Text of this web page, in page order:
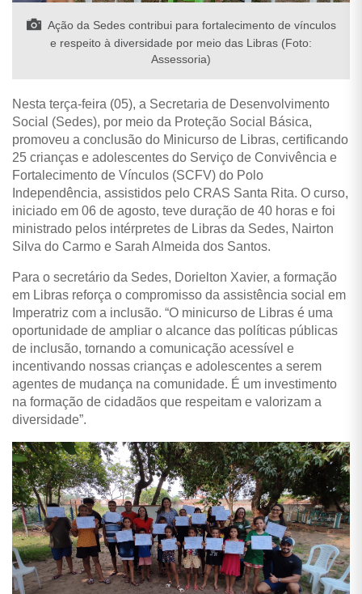
Ação da Sedes contribui para fortalecimento de vínculos
e respeito à diversidade por meio das Libras (Foto:
Assessoria)
Nesta terça-feira (05), a Secretaria de Desenvolvimento
Social (Sedes), por meio da Proteção Social Básica,
promoveu a conclusão do Minicurso de Libras, certificando
25 crianças e adolescentes do Serviço de Convivência e
Fortalecimento de Vínculos (SCFV) do Polo
Independência, assistidos pelo CRAS Santa Rita. O curso,
iniciado em 06 de agosto, teve duração de 40 horas e foi
ministrado pelos intérpretes de Libras da Sedes, Nairton
Silva do Carmo e Sarah Almeida dos Santos.
Para o secretário da Sedes, Dorielton Xavier, a formação
em Libras reforça o compromisso da assistência social em
Imperatriz com a inclusão. “O minicurso de Libras é uma
oportunidade de ampliar o alcance das políticas públicas
de inclusão, tornando a comunicação acessível e
incentivando nossas crianças e adolescentes a serem
agentes de mudança na comunidade. É um investimento
na formação de cidadãos que respeitam e valorizam a
diversidade”.